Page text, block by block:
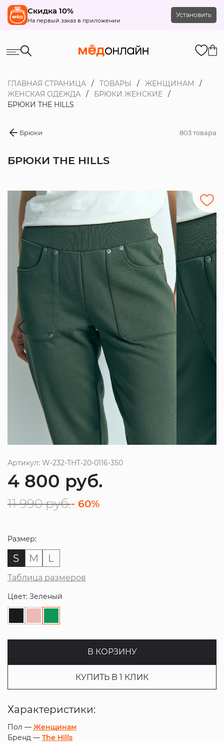
Скидка 10%
На первый заказ в приложении
Установить
ГЛАВНАЯ СТРАНИЦА ТОВАРЫ
ЖЕНЩИНАМ
ЖЕНСКАЯ ОДЕЖДА
БРЮКИ ЖЕНСКИЕ
БРЮКИ THE HILLS
Брюки 803 товара
БРЮКИ THE HILLS
Артикул: W-232-THT-20-0116-350
4 800 руб.
11 990 руб.- 60%
Размер:
S M L
Таблица размеров
Цвет: Зеленый
В КОРЗИНУ
КУПИТЬ В 1 КЛИК
Характеристики:
Пол — Женщинам
Бренд — The Hills